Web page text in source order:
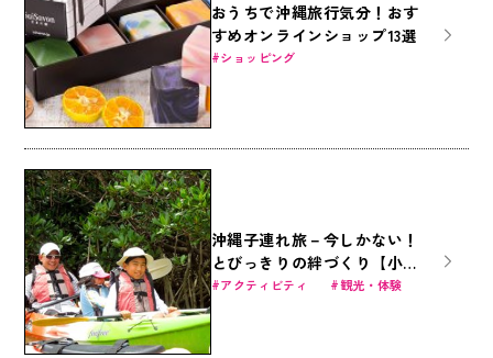
おうちで沖縄旅行気分！おす
すめオンラインショップ13選
ショッピング
沖縄子連れ旅－今しかない！
とびっきりの絆づくり【小学
生向け6才～】
アクティビティ 観光・体験